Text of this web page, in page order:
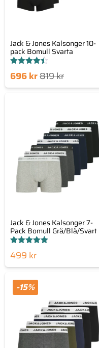
Jack & Jones Kalsonger 10-
pack Bomull Svarta
Betygsatt
4.44
819kr
Det
696kr
Jack & Jones Kalsonger 7-
Pack Bomull Grå/Blå/Svart
4.89
499 kr
-15%